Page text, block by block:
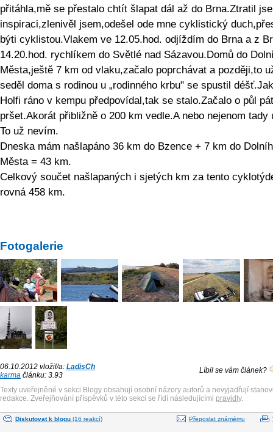
přitáhla,mě se přestalo chtít šlapat dál až do Brna.Ztratil
inspiraci,zlenivěl jsem,odešel ode mne cyklistický
býti cyklistou.Vlakem ve 12.05.hod. odjíždím do Brna a z
14.20.hod. rychlíkem do Světlé nad Sázavou.Domů do
Města,ještě 7 km od vlaku,začalo poprchávat a později,to
seděl doma s rodinou u „rodinného krbu" se spustil
Holfi ráno v kempu předpovídal,tak se stalo.Začalo o půl
pršet.Akorát přibližně o 200 km vedle.A nebo nejenom tady
To už nevím.
Dneska mám našlapáno 36 km do Bzence + 7 km do
Města = 43 km.
Celkový součet našlapaných i sjetých km za tento
rovná 458 km.
Fotogalerie
06.10.2012 vložil/a: LadisCh
karma článku: 3.93
Líbil se vám článek?
Texty uveřejněné v sekci Blogy obsahují osobní názory autorů a nevyjadřují
redakce. Zveřejňování příspěvků v této sekci se řídí následujícími pravidly.
Diskutovat k blogu (16 reakcí) Přeposlat známému